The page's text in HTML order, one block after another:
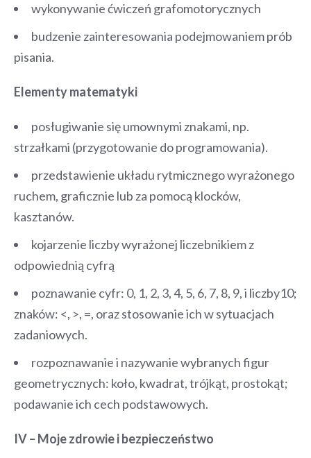
wykonywanie ćwiczeń grafomotorycznych
budzenie zainteresowania podejmowaniem prób
pisania.
Elementy matematyki
posługiwanie się umownymi znakami, np.
strzałkami (przygotowanie do programowania).
przedstawienie układu rytmicznego wyrażonego
ruchem, graficznie lub za pomocą klocków,
kasztanów.
kojarzenie liczby wyrażonej liczebnikiem z
odpowiednią cyfrą
poznawanie cyfr: 0, 1, 2, 3, 4, 5, 6, 7, 8, 9, i liczby10;
znaków: <, >, =, oraz stosowanie ich w sytuacjach
zadaniowych.
rozpoznawanie i nazywanie wybranych figur
geometrycznych: koło, kwadrat, trójkąt, prostokąt;
podawanie ich cech podstawowych.
IV – Moje zdrowie i bezpieczeństwo